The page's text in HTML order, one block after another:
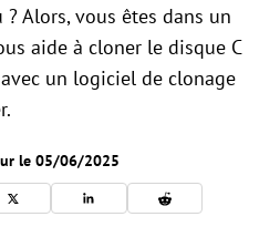
Alors, vous êtes dans un
aide à cloner le disque C
un logiciel de clonage
le 05/06/2025